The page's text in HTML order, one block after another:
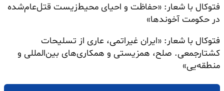
فتوکال با شعار: «حفاظت و احیای محیط‌زیست قتل‌عام‌شده
در حکومت آخوندها»
فتوکال با شعار: «ایران غیراتمی، عاری از تسلیحات
کشتارجمعی. صلح، همزیستی و همکاری‌های بین‌المللی و
منطقه‌یی»